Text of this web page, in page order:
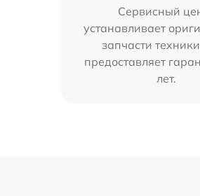
Сервисный
устанавливает
запчасти
предоставляет
лет.